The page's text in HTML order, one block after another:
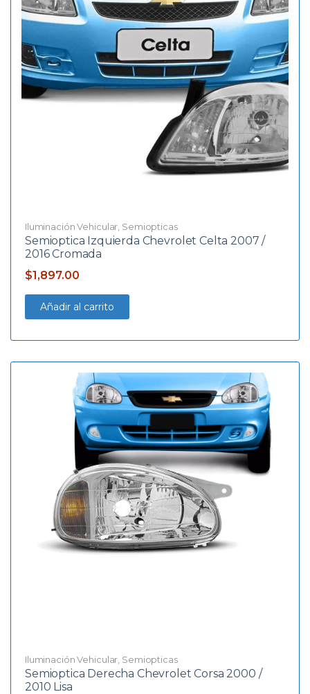
Iluminación Vehicular Semiopticas
Semioptica Izquierda Chevrolet Celta 2007 /
2016 Cromada
$1,897.00
Añadir al carrito
Iluminación Vehicular Semiopticas
Semioptica Derecha Chevrolet Corsa 2000 /
2010 Lisa